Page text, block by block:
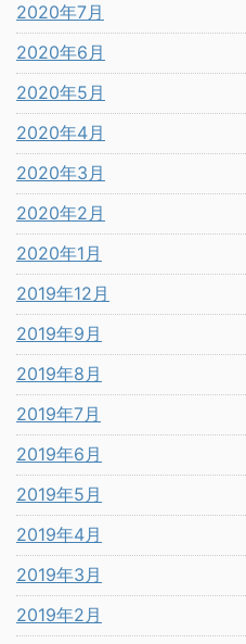
2020年7月
2020年6月
2020年5月
2020年4月
2020年3月
2020年2月
2020年1月
2019年12月
2019年9月
2019年8月
2019年7月
2019年6月
2019年5月
2019年4月
2019年3月
2019年2月